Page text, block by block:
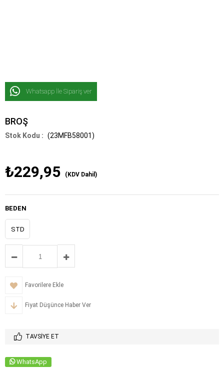
Whatsapp İle Sipariş ver
BROŞ
(23MFB58001)
₺229,95 (KDV Dahil)
BEDEN
STD
Favorilere Ekle
Fiyat Düşünce Haber Ver
TAVSIYE ET
WhatsApp